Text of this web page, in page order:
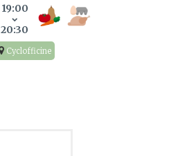
19:00
20:30
Cyclofficine